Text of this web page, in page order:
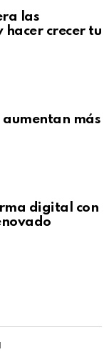
las
hacer crecer tu
más
digital con